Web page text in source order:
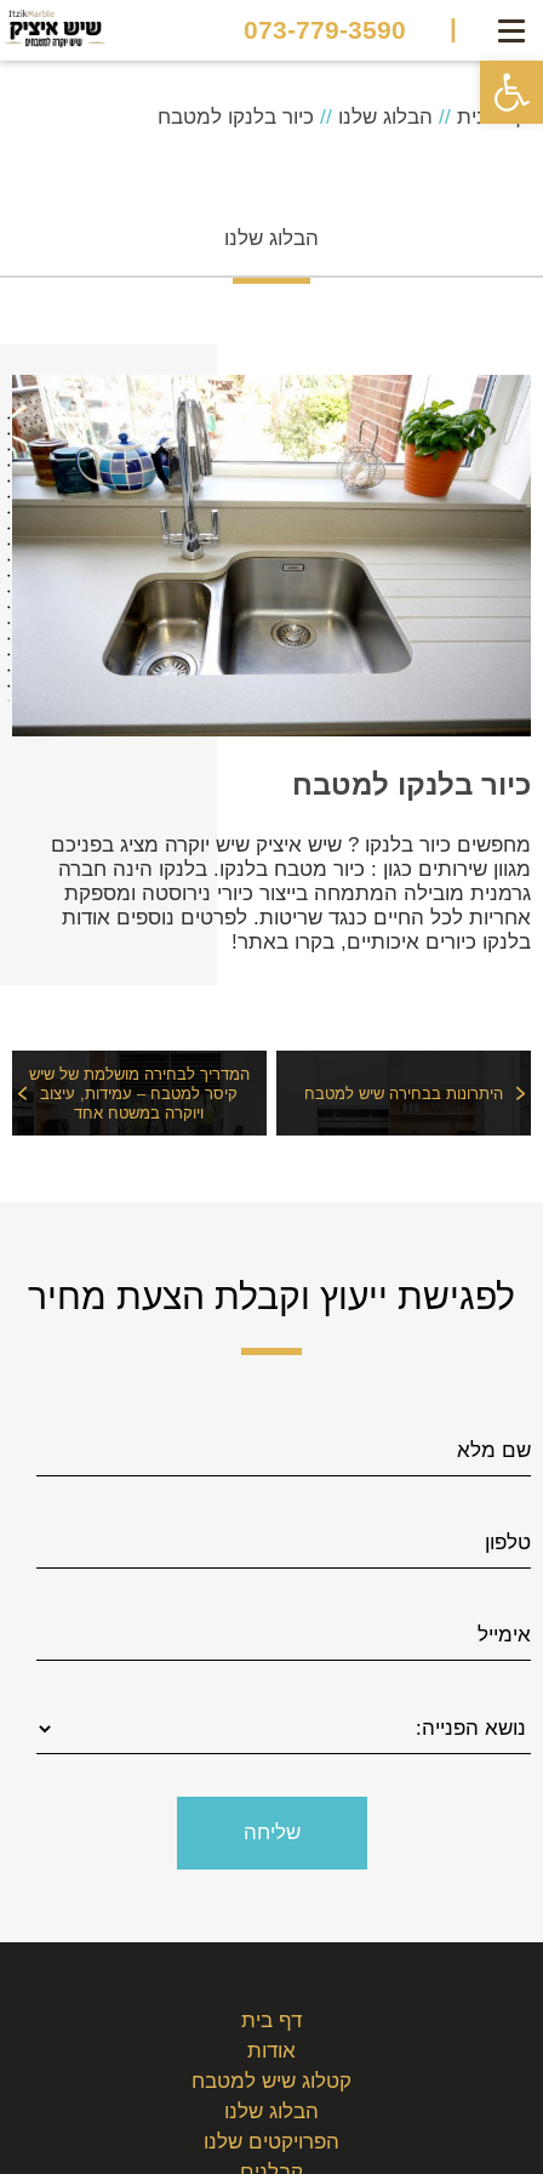
פתח סרגל נגישות
|
073-779-3590
דף הבית // הבלוג שלנו // כיור בלנקו למטבח
הבלוג שלנו
כיור בלנקו למטבח
מחפשים כיור בלנקו ? שיש איציק שיש יוקרה מציג בפניכם
מגוון שירותים כגון : כיור מטבח בלנקו. בלנקו הינה חברה
גרמנית מובילה המתמחה בייצור כיורי נירוסטה ומספקת
אחריות לכל החיים כנגד שריטות. לפרטים נוספים אודות
בלנקו כיורים איכותיים, בקרו באתר!
היתרונות בבחירה שיש למטבח
המדריך לבחירה מושלמת של שיש
קיסר למטבח – עמידות, עיצוב
ויוקרה במשטח אחד
לפגישת ייעוץ וקבלת הצעת מחיר
דף בית
אודות
קטלוג שיש למטבח
הבלוג שלנו
הפרויקטים שלנו